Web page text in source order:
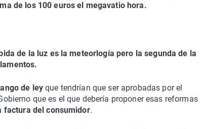
de los 100 euros el megavatio hora.
de la luz es la meteorlogía pero la segunda de la
de leyque tendrían que ser aprobadas por el
que es el que debería proponer esas reformas
factura del consumidor.